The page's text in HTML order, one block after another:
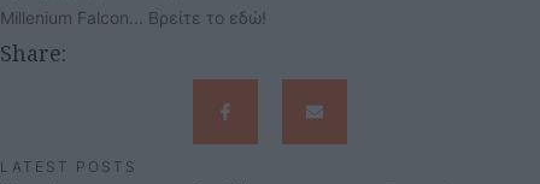
Millenium Falcon... Βρείτε το εδώ!
Share:
LATEST POSTS